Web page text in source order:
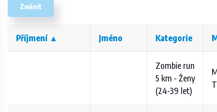
Změnit
Příjmení ▲ Jméno Kategorie
Zombie run
5 km - Ženy
(24-39 let)